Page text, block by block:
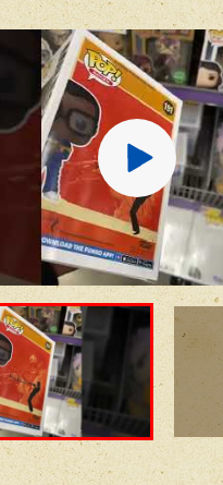
Прикрепить фото
Оставить отзыв